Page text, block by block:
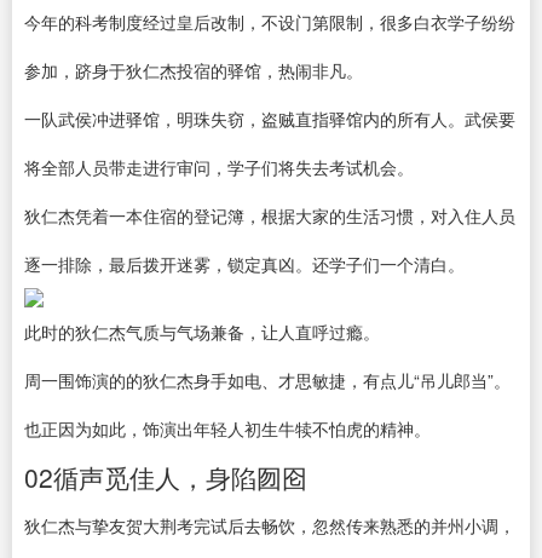
今年的科考制度经过皇后改制，不设门第限制，很多白衣学子纷纷
参加，跻身于狄仁杰投宿的驿馆，热闹非凡。
一队武侯冲进驿馆，明珠失窃，盗贼直指驿馆内的所有人。武侯要
将全部人员带走进行审问，学子们将失去考试机会。
狄仁杰凭着一本住宿的登记簿，根据大家的生活习惯，对入住人员
逐一排除，最后拨开迷雾，锁定真凶。还学子们一个清白。
此时的狄仁杰气质与气场兼备，让人直呼过瘾。
周一围饰演的的狄仁杰身手如电、才思敏捷，有点儿“吊儿郎当”。
也正因为如此，饰演出年轻人初生牛犊不怕虎的精神。
02循声觅佳人，身陷囫囵
狄仁杰与挚友贺大荆考完试后去畅饮，忽然传来熟悉的并州小调，